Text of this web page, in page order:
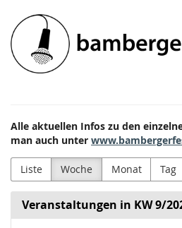
Zum
Haupt-
Inhalt
springen
Bamberger
Festivals
e.V.
Alle aktuellen Infos zu den
man auch unter
Liste Woche Monat Tag
Veranstaltungen in KW 9/